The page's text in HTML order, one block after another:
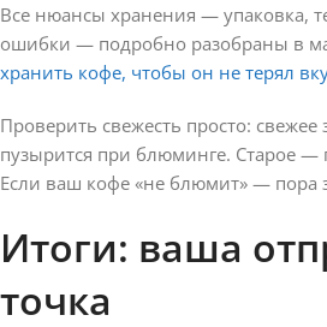
Все нюансы хранения — упаковка,
ошибки — подробно разобраны в
хранить кофе, чтобы он не терял
Проверить свежесть просто: свежее
пузырится при блюминге. Старое —
Если ваш кофе «не блюмит» — пора
Итоги: ваша
точка